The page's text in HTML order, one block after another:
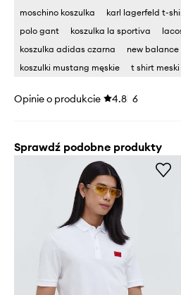
moschino koszulka
karl lagerfeld t-
polo gant
koszulka la sportiva
koszulka adidas czarna
new
koszulki mustang męskie
t shirt
Opinie o produkcie 4.8 6
Sprawdź podobne produkty